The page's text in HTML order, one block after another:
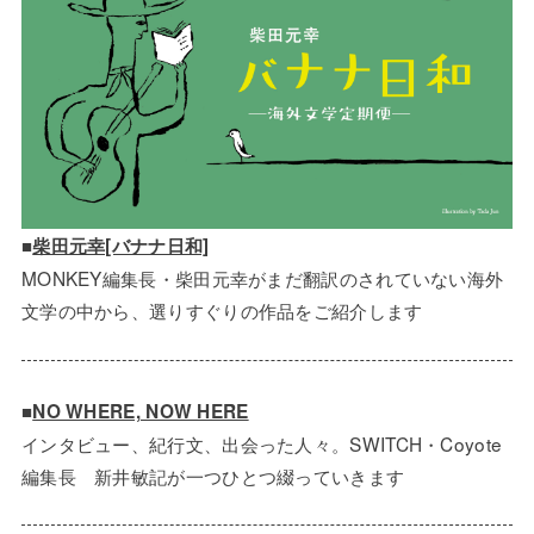
■柴田元幸[バナナ日和]
MONKEY編集長・柴田元幸がまだ翻訳のされていない海外
文学の中から、選りすぐりの作品をご紹介します
■NO WHERE, NOW HERE
インタビュー、紀行文、出会った人々。SWITCH・Coyote
編集長 新井敏記が一つひとつ綴っていきます